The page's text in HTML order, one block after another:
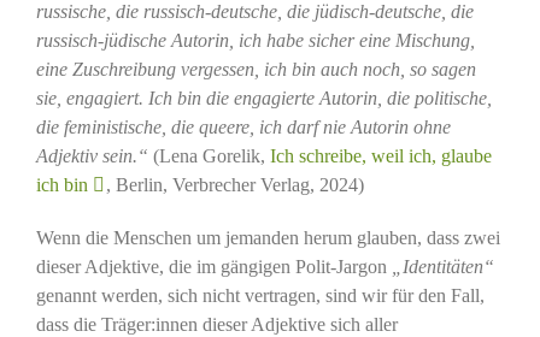
russische, die russisch-deutsche, die jüdisch-deutsche, die
russisch-jüdische Autorin, ich habe sicher eine Mischung,
eine Zuschreibung vergessen, ich bin auch noch, so sagen
sie, engagiert. Ich bin die engagierte Autorin, die politische,
die feministische, die queere, ich darf nie Autorin ohne
Adjektiv sein.“ (Lena Gorelik, Ich schreibe, weil ich, glaube
ich bin
, Berlin, Verbrecher Verlag, 2024)
Wenn die Menschen um jemanden herum glauben, dass zwei
dieser Adjektive, die im gängigen Polit-Jargon
„Identitäten“
genannt werden, sich nicht vertragen, sind wir für den Fall,
dass die Träger:innen dieser Adjektive sich aller